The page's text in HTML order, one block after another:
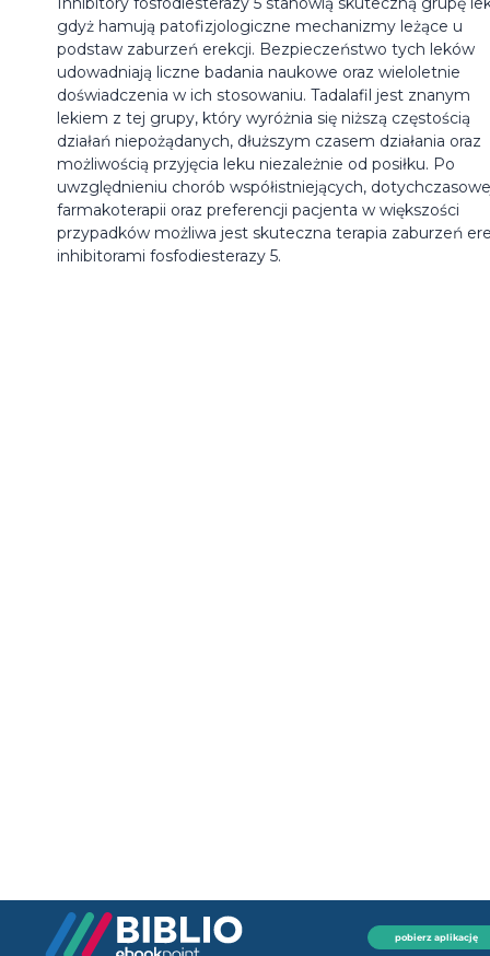
gdyż hamują patofizjologiczne mechanizmy leżące u
podstaw zaburzeń erekcji. Bezpieczeństwo tych leków
udowadniają liczne badania naukowe oraz wieloletnie
doświadczenia w ich stosowaniu. Tadalafil jest znanym
lekiem z tej grupy, który wyróżnia się niższą częstością
działań niepożądanych, dłuższym czasem działania oraz
możliwością przyjęcia leku niezależnie od posiłku. Po
uwzględnieniu chorób współistniejących,
farmakoterapii oraz preferencji pacjenta w większości
przypadków możliwa jest skuteczna terapia zaburzeń
inhibitorami fosfodiesterazy 5.
pobierz aplikację